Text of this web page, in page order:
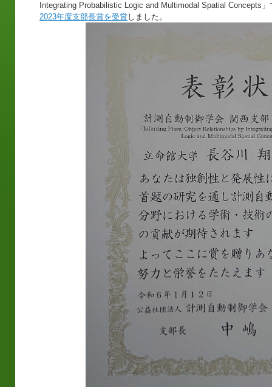
Integrating Probabilistic Logic and Multimodal Spatial Concepts」
2023年度支部長賞を受賞しました。